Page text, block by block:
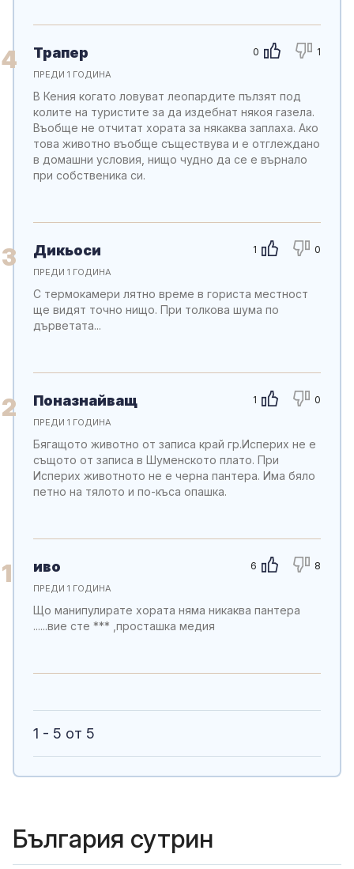
4 0 1
Трапер
ПРЕДИ 1 ГОДИНА
В Кения когато ловуват леопардите пълзят под
колите на туристите за да издебнат някоя газела.
Въобще не отчитат хората за някаква заплаха. Ако
това животно въобще съществува и е отглеждано
в домашни условия, нищо чудно да се е върнало
при собственика си.
3 1 0
Дикьоси
ПРЕДИ 1 ГОДИНА
С термокамери лятно време в гориста местност
ще видят точно нищо. При толкова шума по
дърветата...
2 1 0
Поназнайващ
ПРЕДИ 1 ГОДИНА
Бягащото животно от записа край гр.Исперих не е
същото от записа в Шуменското плато. При
Исперих животното не е черна пантера. Има бяло
петно на тялото и по-къса опашка.
1 6 8
иво
ПРЕДИ 1 ГОДИНА
Що манипулирате хората няма никаква пантера
......вие сте *** ,просташка медия
1 - 5 от 5
България сутрин